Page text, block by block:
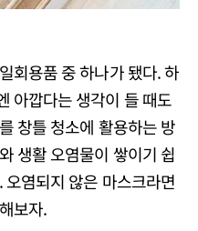
회용품 중 하나가 됐다. 하
아깝다는 생각이 들 때도
창틀 청소에 활용하는 방
생활 오염물이 쌓이기 쉽
염되지 않은 마스크라면
보자.